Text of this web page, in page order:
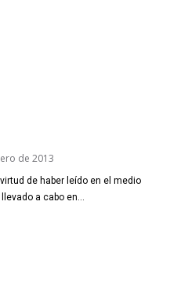
de 2013
de haber leído en el medio
a cabo en...